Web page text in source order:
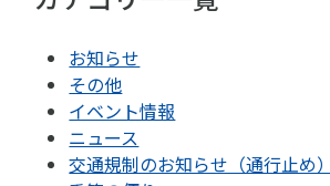
お知らせ
その他
イベント情報
ニュース
交通規制のお知らせ（通行止め）